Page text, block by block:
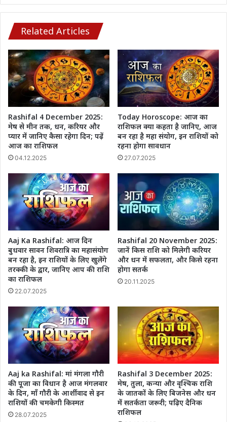
प्रशासन
हरकत
में
Related Articles
Rashifal 4 December 2025:
मेष से मीन तक, धन, करियर और
प्यार में जानिए कैसा रहेगा दिन; पढ़ें
आज का राशिफल
04.12.2025
Today Horoscope: आज का
राशिफल क्या कहता है जानिए, आज
बन रहा है महा संयोग, इन राशियों को
रहना होगा सावधान
27.07.2025
Aaj Ka Rashifal: आज दिन
बुधवार सावन शिवरात्रि का महासंयोग
बन रहा है, इन राशियों के लिए खुलेंगे
तरक्की के द्वार, जानिए आप की राशि
का राशिफल
22.07.2025
Rashifal 20 November 2025:
जानें किस राशि को मिलेगी करियर
और धन में सफलता, और किसे रहना
होगा सतर्क
20.11.2025
Aaj ka Rashifal: मां मंगला गौरी
की पूजा का विधान है आज मंगलवार
के दिन, माँ गौरी के आर्शीवाद से इन
राशियों की चमकेगी किस्मत
28.07.2025
Rashifal 3 December 2025:
मेष, तुला, कन्या और वृश्चिक राशि
के जातकों के लिए बिजनेस और धन
में सतर्कता जरूरी; पढ़िए दैनिक
राशिफल